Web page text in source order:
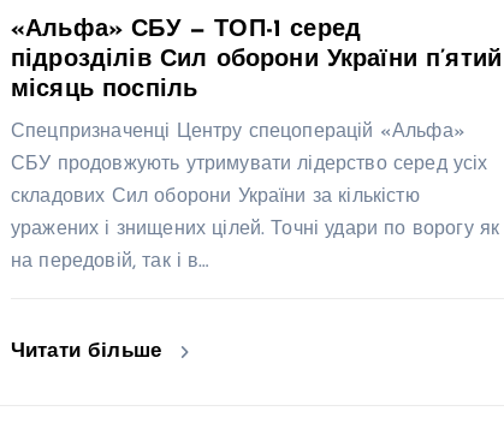
«Альфа» СБУ — ТОП-1 серед
підрозділів Сил оборони України п’ятий
місяць поспіль
Спецпризначенці Центру спецоперацій «Альфа»
СБУ продовжують утримувати лідерство серед усіх
складових Сил оборони України за кількістю
уражених і знищених цілей. Точні удари по ворогу як
на передовій, так і в…
Читати більше